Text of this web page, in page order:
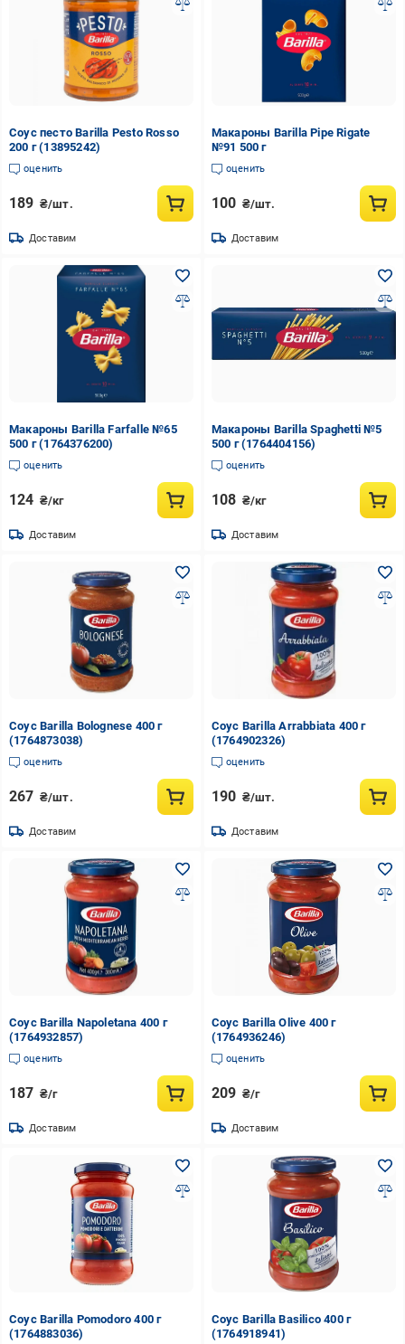
Соус песто Barilla Pesto Rosso
200 г (13895242)
оценить
189 ₴/шт.
Доставим
Макароны Barilla Pipe Rigate
№91 500 г
оценить
100 ₴/шт.
Доставим
Макароны Barilla Farfalle №65
500 г (1764376200)
оценить
124 ₴/кг
Доставим
Макароны Barilla Spaghetti №5
500 г (1764404156)
оценить
108 ₴/кг
Доставим
Соус Barilla Bolognese 400 г
(1764873038)
оценить
267 ₴/шт.
Доставим
Соус Barilla Arrabbiata 400 г
(1764902326)
оценить
190 ₴/шт.
Доставим
Соус Barilla Napoletana 400 г
(1764932857)
оценить
187 ₴/г
Доставим
Соус Barilla Olive 400 г
(1764936246)
оценить
209 ₴/г
Доставим
Соус Barilla Pomodoro 400 г
(1764883036)
Соус Barilla Basilico 400 г
(1764918941)